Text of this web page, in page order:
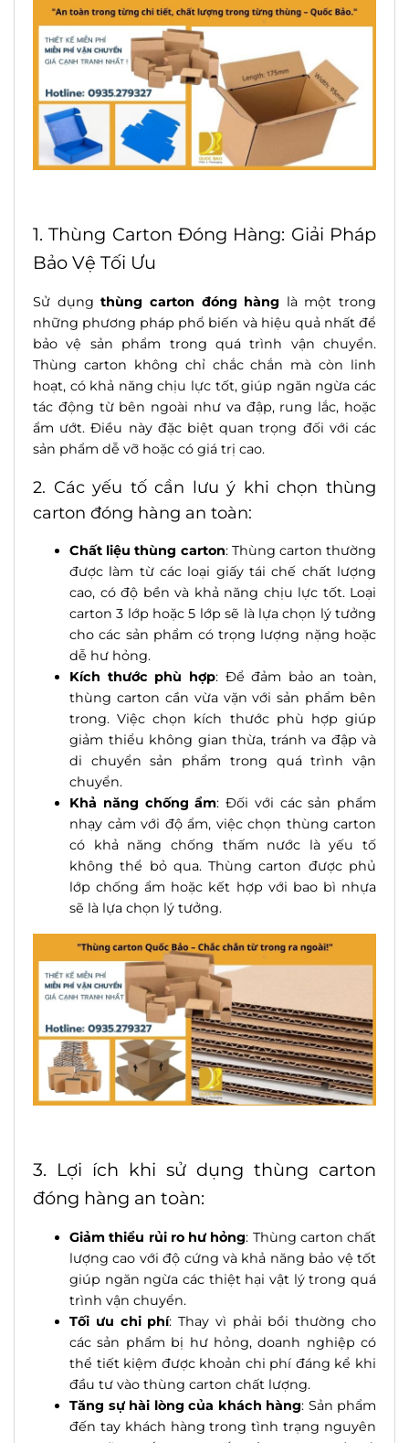
1. Thùng Carton Đóng Hàng: Giải Pháp
Bảo Vệ Tối Ưu
Sử dụngthùng carton đóng hàng là một trong
những phương pháp phổ biến và hiệu quả nhất để
bảo vệ sản phẩm trong quá trình vận chuyển.
Thùng carton không chỉ chắc chắn mà còn linh
hoạt, có khả năng chịu lực tốt, giúp ngăn ngừa các
tác động từ bên ngoài như va đập, rung lắc, hoặc
ẩm ướt. Điều này đặc biệt quan trọng đối với các
sản phẩm dễ vỡ hoặc có giá trị cao.
2. Các yếu tố cần lưu ý khi chọn thùng
carton đóng hàng an toàn:
Chất liệu thùng carton: Thùng carton thường
được làm từ các loại giấy tái chế chất lượng
cao, có độ bền và khả năng chịu lực tốt. Loại
carton 3 lớp hoặc 5 lớp sẽ là lựa chọn lý tưởng
cho các sản phẩm có trọng lượng nặng hoặc
dễ hư hỏng.
Kích thước phù hợp: Để đảm bảo an toàn,
thùng carton cần vừa vặn với sản phẩm bên
trong. Việc chọn kích thước phù hợp giúp
giảm thiểu không gian thừa, tránh va đập và
di chuyển sản phẩm trong quá trình vận
chuyển.
Khả năng chống ẩm: Đối với các sản phẩm
nhạy cảm với độ ẩm, việc chọn thùng carton
có khả năng chống thấm nước là yếu tố
không thể bỏ qua. Thùng carton được phủ
lớp chống ẩm hoặc kết hợp với bao bì nhựa
sẽ là lựa chọn lý tưởng.
3. Lợi ích khi sử dụng thùng carton
đóng hàng an toàn:
Giảm thiểu rủi ro hư hỏng: Thùng carton chất
lượng cao với độ cứng và khả năng bảo vệ tốt
giúp ngăn ngừa các thiệt hại vật lý trong quá
trình vận chuyển.
Tối ưu chi phí: Thay vì phải bồi thường cho
các sản phẩm bị hư hỏng, doanh nghiệp có
thể tiết kiệm được khoản chi phí đáng kể khi
đầu tư vào thùng carton chất lượng.
Tăng sự hài lòng của khách hàng: Sản phẩm
đến tay khách hàng trong tình trạng nguyên